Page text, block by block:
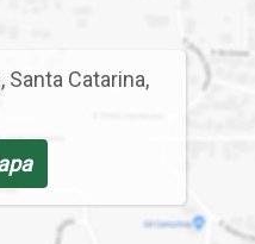
, Santa Catarina,